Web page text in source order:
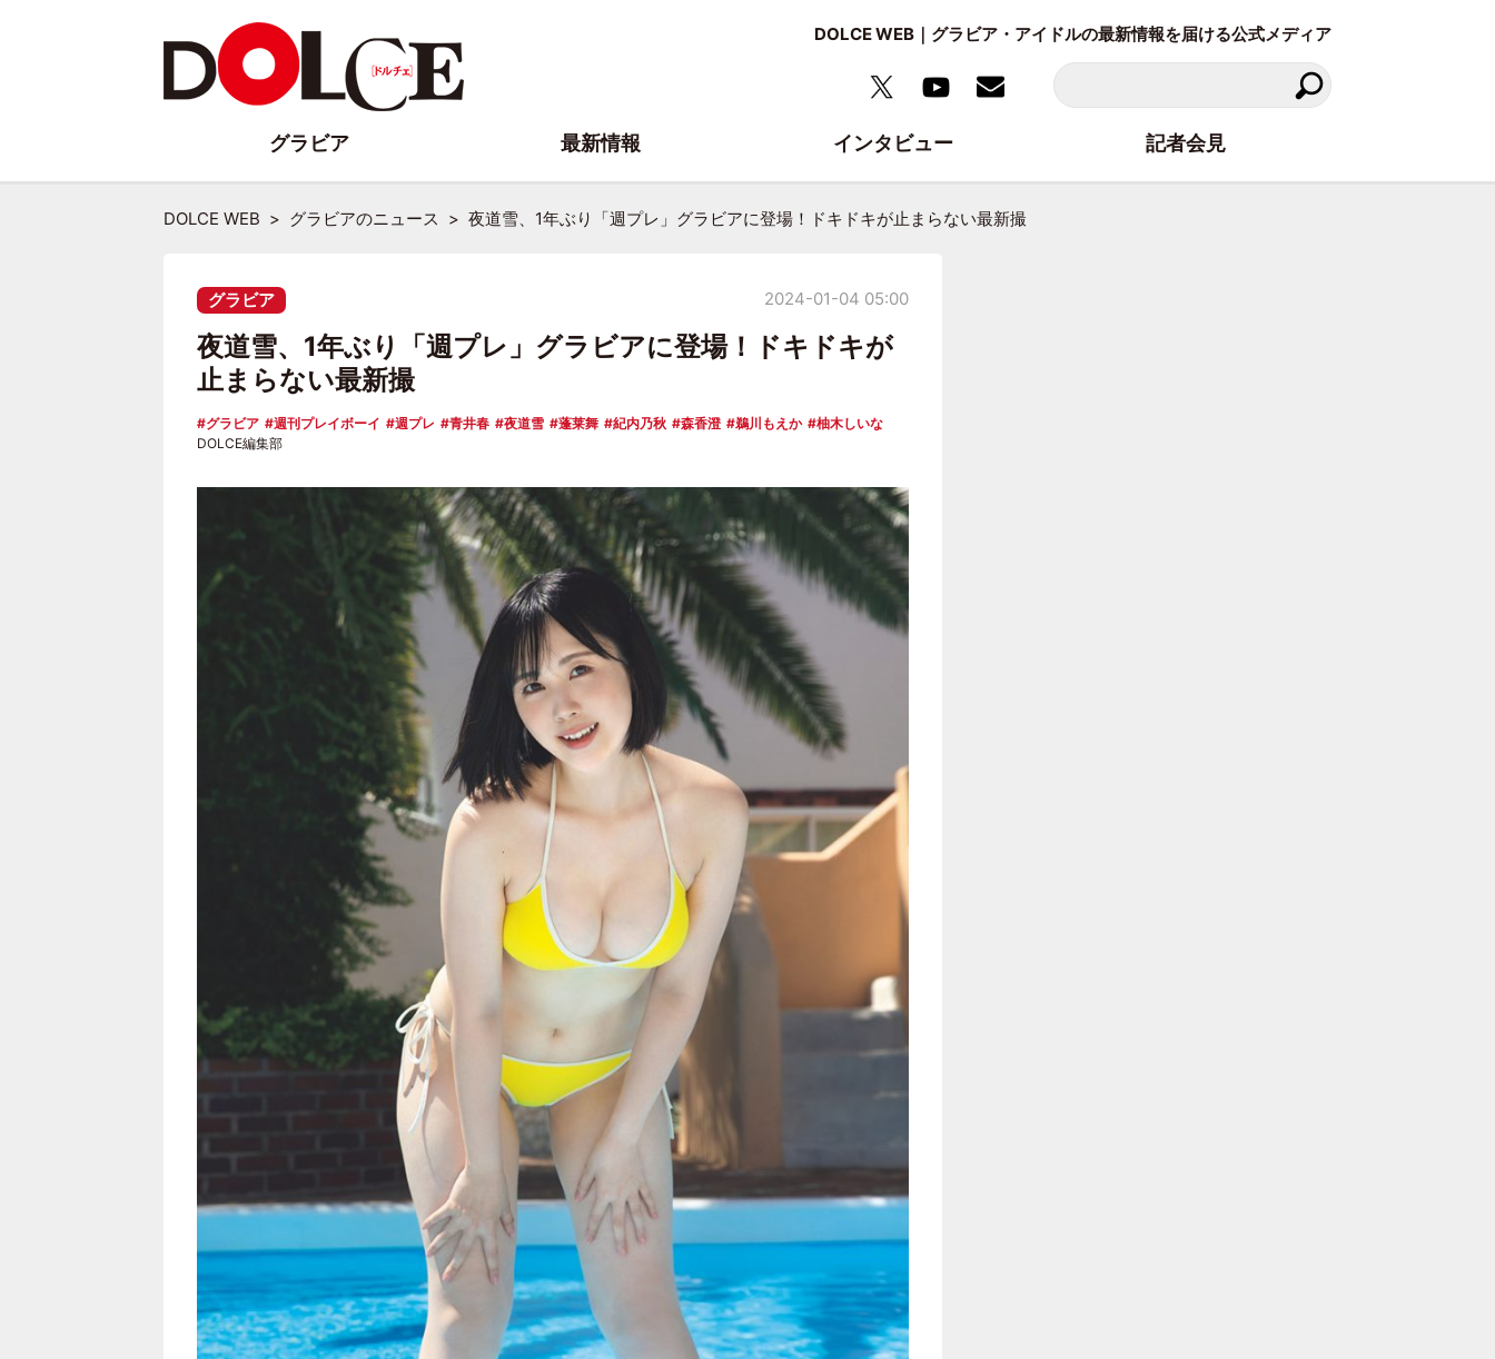
DOLCE WEB｜グラビア・アイドルの最新情報を届ける公式メディア
DOLCE WEB グラビアのニュース 夜道雪、1年ぶり「週プレ」グラビアに登場！ドキドキが止まらない最新撮
グラビア 2024-01-04 05:00
夜道雪、1年ぶり「週プレ」グラビアに登場！ドキドキが
止まらない最新撮
グラビア 週刊プレイボーイ 週プレ 青井春 夜道雪 蓬莱舞 紀内乃秋 森香澄 鵜川もえか
柚木しいな
DOLCE編集部
グラビア 最新情報 インタビュー 記者会見